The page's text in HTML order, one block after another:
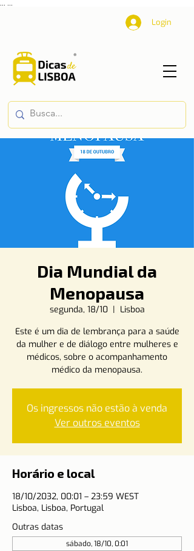
Login
Dia Mundial da
Menopausa
segunda, 18/10
  |
Lisboa
Este é um dia de lembrança para a saúde
da mulher e de diálogo entre mulheres e
médicos, sobre o acompanhamento
médico da menopausa.
Os ingressos não estão à venda
Ver outros eventos
Horário e local
18/10/2032, 00:01 – 23:59 WEST
Lisboa, Lisboa, Portugal
Outras datas
sábado, 18/10, 0:01